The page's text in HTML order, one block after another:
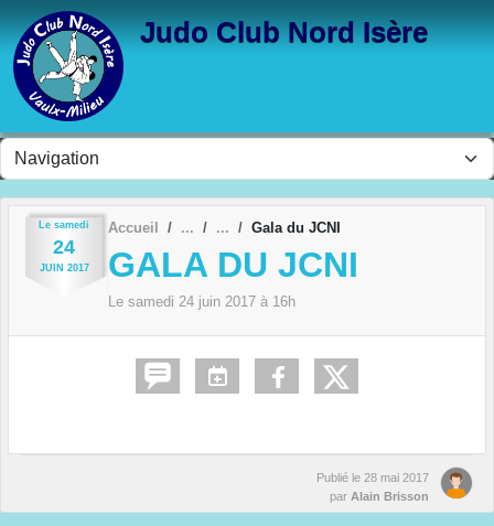
Judo Club Nord Isère
Le samedi
24
JUIN 2017
Accueil Gala du JCNI
GALA DU JCNI
Le samedi 24 juin 2017 à 16h
Publié le 28 mai 2017
par Alain Brisson
Panneau de gestion des cookies